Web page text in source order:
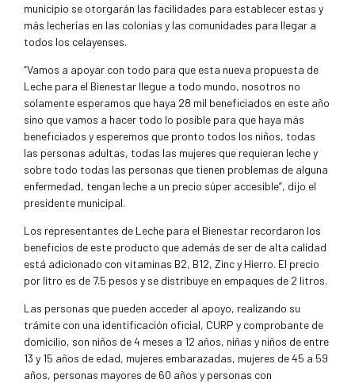
municipio se otorgarán las facilidades para establecer estas y
más lecherías en las colonias y las comunidades para llegar a
todos los celayenses.
“Vamos a apoyar con todo para que esta nueva propuesta de
Leche para el Bienestar llegue a todo mundo, nosotros no
solamente esperamos que haya 28 mil beneficiados en este año
sino que vamos a hacer todo lo posible para que haya más
beneficiados y esperemos que pronto todos los niños, todas
las personas adultas, todas las mujeres que requieran leche y
sobre todo todas las personas que tienen problemas de alguna
enfermedad, tengan leche a un precio súper accesible”, dijo el
presidente municipal.
Los representantes de Leche para el Bienestar recordaron los
beneficios de este producto que además de ser de alta calidad
está adicionado con vitaminas B2, B12, Zinc y Hierro. El precio
por litro es de 7.5 pesos y se distribuye en empaques de 2 litros.
Las personas que pueden acceder al apoyo, realizando su
trámite con una identificación oficial, CURP y comprobante de
domicilio, son niños de 4 meses a 12 años, niñas y niños de entre
13 y 15 años de edad, mujeres embarazadas, mujeres de 45 a 59
años, personas mayores de 60 años y personas con